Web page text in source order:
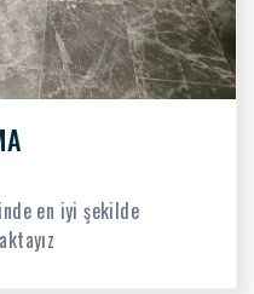
en iyi şekilde